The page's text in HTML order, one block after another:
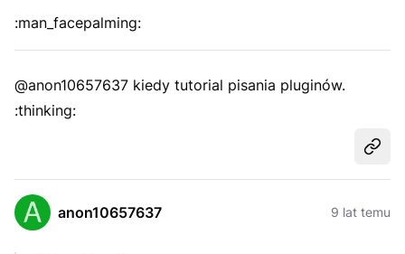
:man_facepalming:
@anon10657637 kiedy tutorial pisania pluginów.
:thinking:
anon10657637 9 lat temu